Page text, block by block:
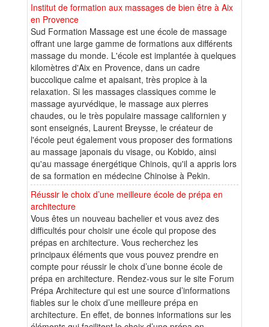
Institut de formation aux massages de bien être à Aix
en Provence
Sud Formation Massage est une école de massage
offrant une large gamme de formations aux différents
massage du monde. L'école est implantée à quelques
kilomètres d'Aix en Provence, dans un cadre
buccolique calme et apaisant, très propice à la
relaxation. Si les massages classiques comme le
massage ayurvédique, le massage aux pierres
chaudes, ou le très populaire massage californien y
sont enseignés, Laurent Breysse, le créateur de
l'école peut également vous proposer des formations
au massage japonais du visage, ou Kobido, ainsi
qu'au massage énergétique Chinois, qu'il a appris lors
de sa formation en médecine Chinoise à Pekin.
Réussir le choix d’une meilleure école de prépa en
architecture
Vous êtes un nouveau bachelier et vous avez des
difficultés pour choisir une école qui propose des
prépas en architecture. Vous recherchez les
principaux éléments que vous pouvez prendre en
compte pour réussir le choix d’une bonne école de
prépa en architecture. Rendez-vous sur le site Forum
Prépa Architecture qui est une source d’informations
fiables sur le choix d’une meilleure prépa en
architecture. En effet, de bonnes informations sur les